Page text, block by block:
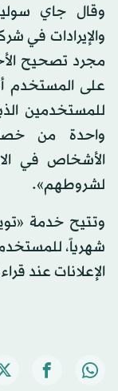
وقال جاي
والإيرادات في
مجرد تصحيح
على المستخدم
للمستخدمين
واحدة من
الأشخاص في
لشروطهم».
شهرياً،
الإعلانات عند